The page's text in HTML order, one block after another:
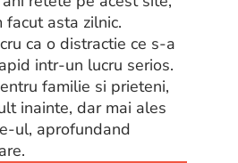
asta zilnic.
ca o distractie ce s-a
intr-un lucru serios.
familie si prieteni,
inainte, dar mai ales
ul, aprofundand